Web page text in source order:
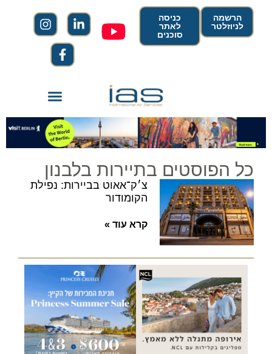
הרשמה
לניוזלטר
כניסה
לאתר
סוכנים
כל הפוסטים בתיירות בלבנון
צ׳ק־אאוט בביירות: נפילת
הקומודור
קרא עוד »